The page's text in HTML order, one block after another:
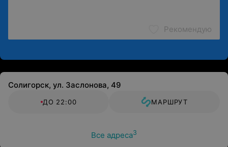
Рекомендую
Солигорск, ул. Заслонова, 49
ДО 22:00 МАРШРУТ
Все адреса3